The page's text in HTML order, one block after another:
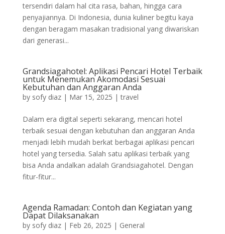
tersendiri dalam hal cita rasa, bahan, hingga cara
penyajiannya. Di Indonesia, dunia kuliner begitu kaya
dengan beragam masakan tradisional yang diwariskan
dari generasi...
Grandsiagahotel: Aplikasi Pencari Hotel Terbaik
untuk Menemukan Akomodasi Sesuai
Kebutuhan dan Anggaran Anda
by sofy diaz| Mar 15, 2025 |travel
Dalam era digital seperti sekarang, mencari hotel
terbaik sesuai dengan kebutuhan dan anggaran Anda
menjadi lebih mudah berkat berbagai aplikasi pencari
hotel yang tersedia. Salah satu aplikasi terbaik yang
bisa Anda andalkan adalah Grandsiagahotel. Dengan
fitur-fitur...
Agenda Ramadan: Contoh dan Kegiatan yang
Dapat Dilaksanakan
by sofy diaz| Feb 26, 2025 | General